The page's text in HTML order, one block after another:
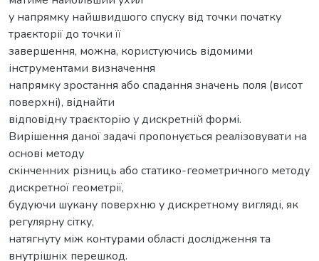
у напрямку найшвидшого спуску від точки початку
траєкторії до точки її
завершення, можна, користуючись відомими
інструментами визначення
напрямку зростання або спадання значень поля (висот
поверхні), віднайти
відповідну траєкторію у дискретній формі.
Вирішення даної задачі пропонується реалізовувати на
основі методу
скінченних різниць або статико-геометричного методу
дискретної геометрії,
будуючи шукану поверхню у дискретному вигляді, як
регулярну сітку,
натягнуту між контурами області дослідження та
внутрішніх перешкод.